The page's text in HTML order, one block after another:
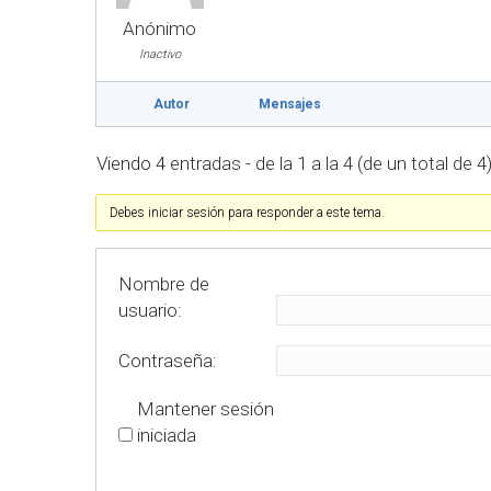
Anónimo
Inactivo
Autor Mensajes
Viendo 4 entradas - de la 1 a la 4 (de un total de 4)
Debes iniciar sesión para responder a este tema.
Nombre de
usuario:
Contraseña:
Mantener sesión
iniciada